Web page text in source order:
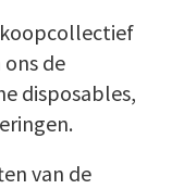
de
disposables,
van de